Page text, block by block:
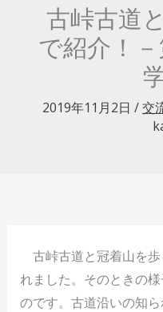
古峠古道
で紹介！
2019年11月2日 /交
古峠古道と冠着山を
れました。そのときの
のです。古道沿いの知